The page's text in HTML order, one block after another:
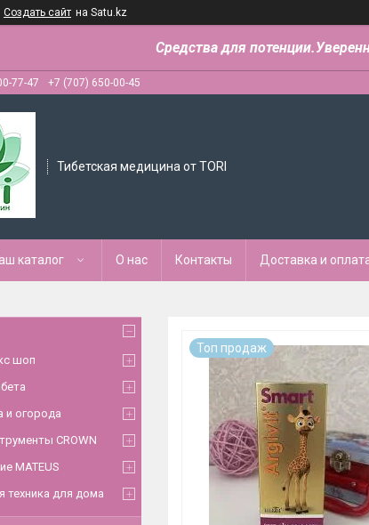
Создать сайт на Satu.kz
Средства для
77-47 +7 (707) 650-00-45
Тибетская медицина от TORI
каталог О нас Контакты Доставка и
Топ продаж
шоп
и огорода
CROWN
MATEUS
техника для дома